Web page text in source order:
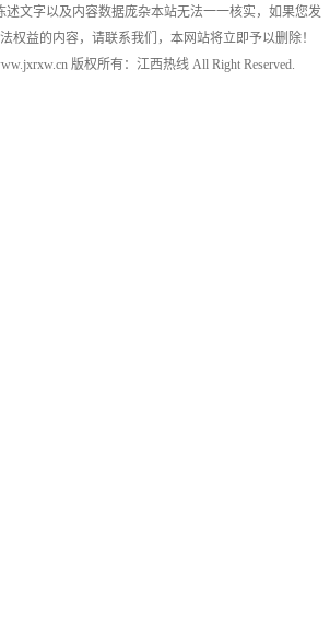
述文字以及内容数据庞杂本站无法一一核实，如果您发
权益的内容，请联系我们，本网站将立即予以删除！
版权所有：江西热线 All Right Reserved.